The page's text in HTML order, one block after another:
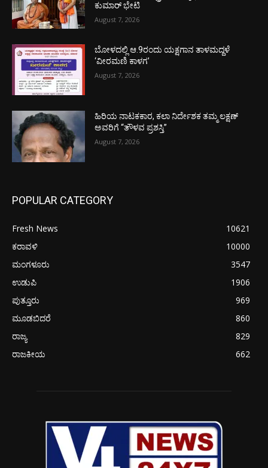
ಕುಮಾರ್ ಭೇಟಿ
August 7, 2026
ಬೋಳದಲ್ಲಿ ಆ.9ರಂದು ಯಕ್ಷಗಾನ ತಾಳಮದ್ದಳೆ
‘ವೀರಮಣಿ ಕಾಳಗ’
August 7, 2026
ಹಿರಿಯ ನಾಟಕಕಾರ, ಕಲಾ ನಿರ್ದೇಶಕ ತಮ್ಮ ಲಕ್ಷಣ್
ಅವರಿಗೆ “ತೌಳವ ಪ್ರಶಸ್ತಿ”
August 7, 2026
POPULAR CATEGORY
Fresh News
10621
ಕರಾವಳಿ
10000
ಮಂಗಳೂರು
3547
ಉಡುಪಿ
1906
ಪುತ್ತೂರು
969
ಮೂಡಬಿದರೆ
860
ರಾಜ್ಯ
829
ರಾಜಕೀಯ
662